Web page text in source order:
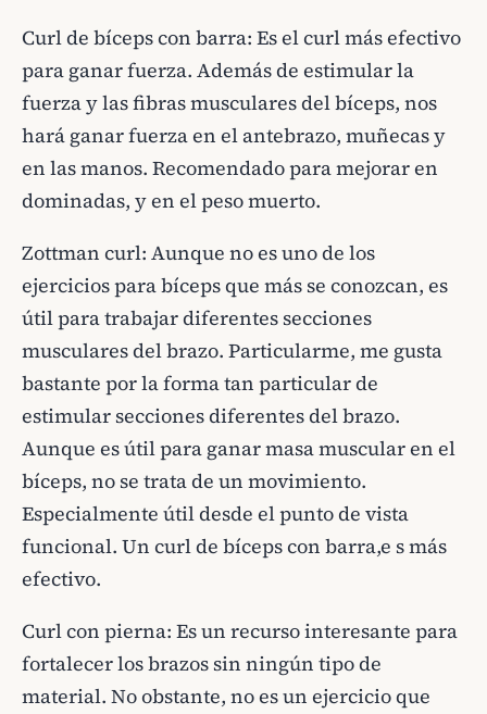
Curl de bíceps con barra: Es el curl más efectivo
para ganar fuerza. Además de estimular la
fuerza y las fibras musculares del bíceps, nos
hará ganar fuerza en el antebrazo, muñecas y
en las manos. Recomendado para mejorar en
dominadas, y en el peso muerto.
Zottman curl: Aunque no es uno de los
ejercicios para bíceps que más se conozcan, es
útil para trabajar diferentes secciones
musculares del brazo. Particularme, me gusta
bastante por la forma tan particular de
estimular secciones diferentes del brazo.
Aunque es útil para ganar masa muscular en el
bíceps, no se trata de un movimiento.
Especialmente útil desde el punto de vista
funcional. Un curl de bíceps con barra,e s más
efectivo.
Curl con pierna: Es un recurso interesante para
fortalecer los brazos sin ningún tipo de
material. No obstante, no es un ejercicio que